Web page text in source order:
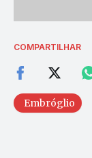
COMPARTILHAR
Embróglio